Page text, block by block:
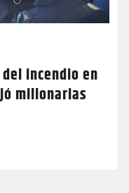
incendio en
millonarias